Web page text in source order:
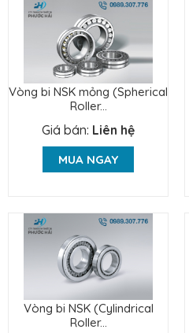
Vòng bi NSK mỏng (Spherical
Roller...
Giá bán: Liên hệ
MUA NGAY
Vòng bi NSK (Cylindrical
Roller...